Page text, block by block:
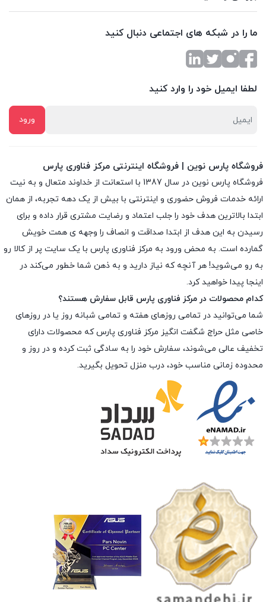
ما را در شبکه های اجتماعی دنبال کنید
لطفا ایمیل خود را وارد کنید
فروشگاه پارس نوین | فروشگاه اینترنتی مرکز فناوری پارس
فروشگاه پارس نوین در سال 1387 با استعانت از خداوند متعال و به نیت
ارائه خدمات فروش حضوری و اینترنتی با بیش از یک دهه تجربه، از همان
ابتدا بالاترین هدف خود را جلب اعتماد و رضایت مشتری قرار داده و براى
رسیدن به این هدف از ابتدا صداقت و انصاف را وجهه ى همت خویش
گمارده است. به محض ورود به مرکز فناوری پارس با یک سایت پر از کالا رو
به رو می‌شوید! هر آنچه که نیاز دارید و به ذهن شما خطور می‌کند در
اینجا پیدا خواهید کرد.
کدام محصولات در مرکز فناوری پارس قابل سفارش هستند؟
شما می‌توانید در تمامی روزهای هفته و تمامی شبانه روز یا در روزهای
خاصی مثل حراج شگفت انگیز مرکز فناوری پارس که محصولات دارای
تخفیف عالی می‌شوند، سفارش خود را به سادگی ثبت کرده و در روز و
محدوده زمانی مناسب خود، درب منزل تحویل بگیرید.